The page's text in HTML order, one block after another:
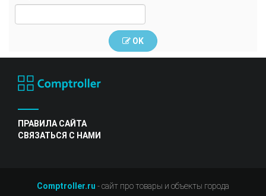
OK
ПРАВИЛА САЙТА
СВЯЗАТЬСЯ С НАМИ
Comptroller.ru - сайт про товары и объекты города